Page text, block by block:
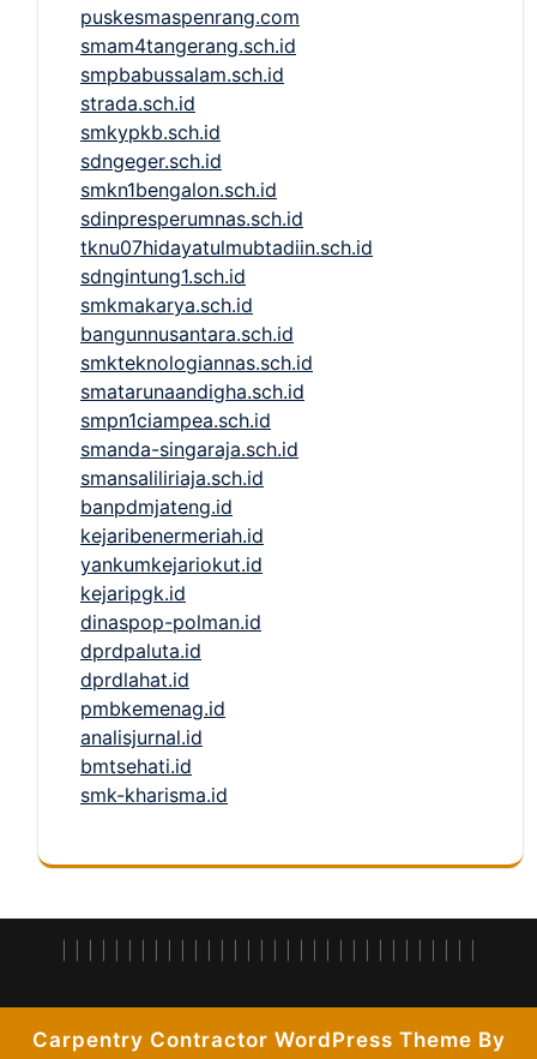
puskesmaspenrang.com
smam4tangerang.sch.id
smpbabussalam.sch.id
strada.sch.id
smkypkb.sch.id
sdngeger.sch.id
smkn1bengalon.sch.id
sdinpresperumnas.sch.id
tknu07hidayatulmubtadiin.sch.id
sdngintung1.sch.id
smkmakarya.sch.id
bangunnusantara.sch.id
smkteknologiannas.sch.id
smatarunaandigha.sch.id
smpn1ciampea.sch.id
smanda-singaraja.sch.id
smansaliliriaja.sch.id
banpdmjateng.id
kejaribenermeriah.id
yankumkejariokut.id
kejaripgk.id
dinaspop-polman.id
dprdpaluta.id
dprdlahat.id
pmbkemenag.id
analisjurnal.id
bmtsehati.id
smk-kharisma.id
Carpentry Contractor WordPress Theme By